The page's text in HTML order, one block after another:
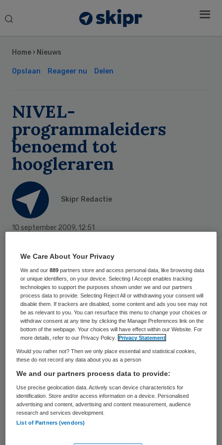
Search
Home › Nieuws
Opslaan Reageer nu Delen
NIVEL-
programmaleiders
benoemd tot
hoogleraren
Skipr Redactie
10 september 2009, 12:51
Cordula Wagner is per 1 augustus benoemd
tot bijzonder hoogleraar Patiëntveiligheid in
de gezondheidszorg bij de afdeling Sociale
Geneeskunde van VU medisch centrum en
EMGO+ van de Vrije Universiteit te
Amsterdam. Anneke Francke start daar per
1 september als bijzonder hoogleraar
Verpleging en verzorging in de laatste
levensfase. Beiden zijn programmaleiders
bij NIVEL.
Sidebar
We Care About Your Privacy
We and our889 partners store and access personal data, like browsing data
or unique identifiers, on your device. Selecting I Accept enables tracking
technologies to support the purposes shown under we and our partners
process data to provide. Selecting Reject All or withdrawing your consent will
disable them. If trackers are disabled, some content and ads you see may not
be as relevant to you. You can resurface this menu to change your choices or
withdraw consent at any time by clicking the Manage Preferences link on the
bottom of the webpage. Your choices will have effect within our Website. For
more details, refer to our Privacy Policy.
Privacy Statement
Would you rather not? Then we only place essential and statistical cookies,
these do not record any data about you as a person
We and our partners process data to provide:
Use precise geolocation data. Actively scan device characteristics for
identification. Store and/or access information on a device. Personalised
advertising and content, advertising and content measurement, audience
research and services development.
List of Partners (vendors)